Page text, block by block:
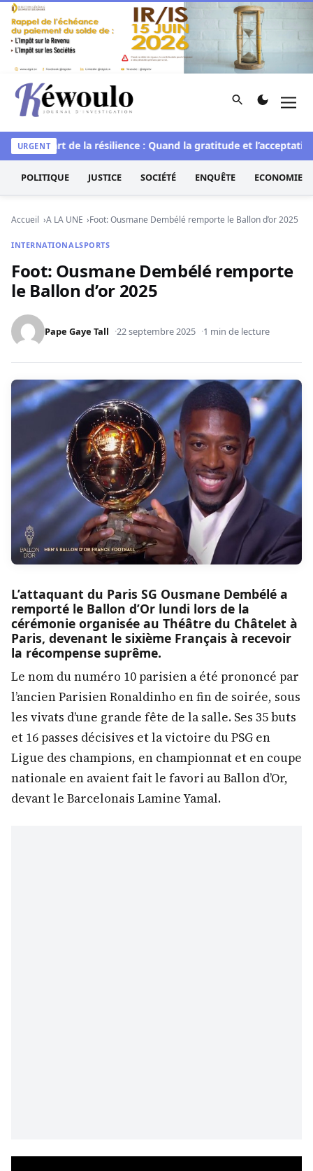
Aller au contenu
Kéwoulo, le premier site d'information et d'investigation
Rechercher
URGENT
L’art de la résilience : Quand la gratitude et l’acceptation
POLITIQUE JUSTICE SOCIÉTÉ ENQUÊTE ECONOMIE
Accueil A LA UNE Foot: Ousmane Dembélé remporte le Ballon d’or 2025
INTERNATIONALSPORTS
Foot: Ousmane Dembélé remporte
le Ballon d’or 2025
Pape Gaye Tall 22 septembre 2025 1 min de lecture
L’attaquant du Paris SG Ousmane Dembélé a
remporté le Ballon d’Or lundi lors de la
cérémonie organisée au Théâtre du Châtelet à
Paris, devenant le sixième Français à recevoir
la récompense suprême.
Le nom du numéro 10 parisien a été prononcé par
l’ancien Parisien Ronaldinho en fin de soirée, sous
les vivats d’une grande fête de la salle. Ses 35 buts
et 16 passes décisives et la victoire du PSG en
Ligue des champions, en championnat et en coupe
nationale en avaient fait le favori au Ballon d’Or,
devant le Barcelonais Lamine Yamal.